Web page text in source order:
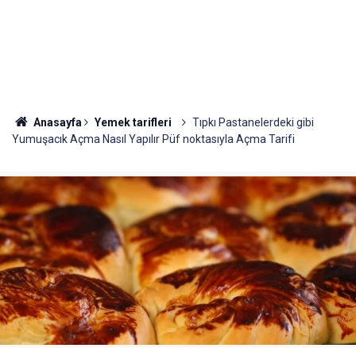
Anasayfa Yemek tarifleri
Tıpkı Pastanelerdeki gibi
Yumuşacık Açma Nasıl Yapılır Püf noktasıyla Açma Tarifi